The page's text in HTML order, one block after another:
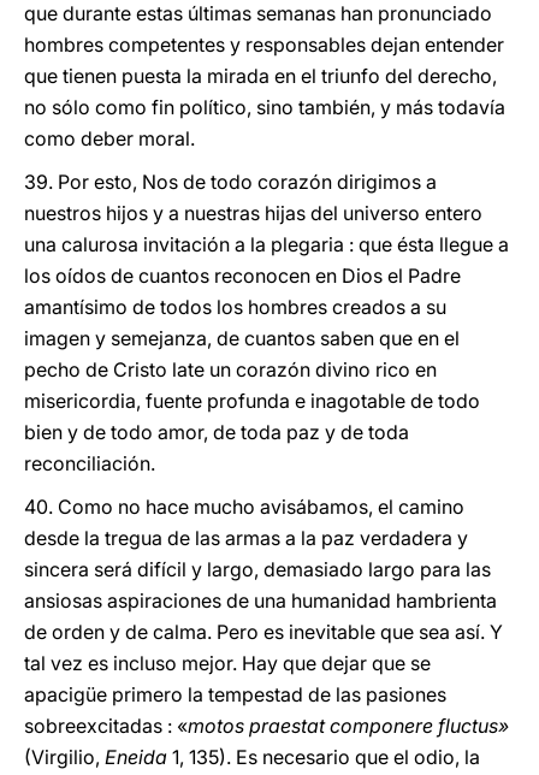
que durante estas últimas semanas han pronunciado
hombres competentes y responsables dejan entender
que tienen puesta la mirada en el triunfo del derecho,
no sólo como fin político, sino también, y más todavía
como deber moral.
39. Por esto, Nos de todo corazón dirigimos a
nuestros hijos y a nuestras hijas del universo entero
una calurosa invitación a la plegaria : que ésta llegue a
los oídos de cuantos reconocen en Dios el Padre
amantísimo de todos los hombres creados a su
imagen y semejanza, de cuantos saben que en el
pecho de Cristo late un corazón divino rico en
misericordia, fuente profunda e inagotable de todo
bien y de todo amor, de toda paz y de toda
reconciliación.
40. Como no hace mucho avisábamos, el camino
desde la tregua de las armas a la paz verdadera y
sincera será difícil y largo, demasiado largo para las
ansiosas aspiraciones de una humanidad hambrienta
de orden y de calma. Pero es inevitable que sea así. Y
tal vez es incluso mejor. Hay que dejar que se
apacigüe primero la tempestad de las pasiones
sobreexcitadas : «motos praestat componere fluctus»
(Virgilio, Eneida 1, 135). Es necesario que el odio, la